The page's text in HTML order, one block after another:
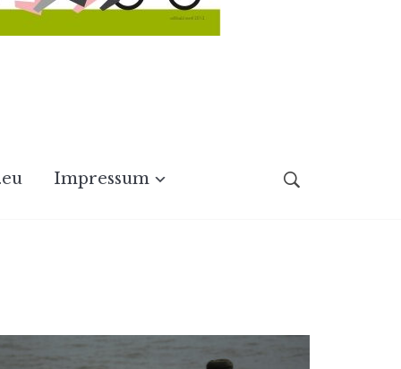
Impressum